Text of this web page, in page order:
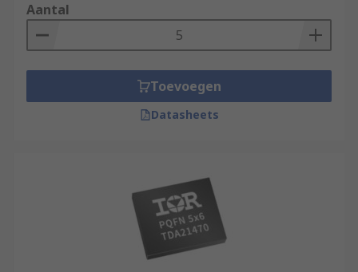
Aantal
Toevoegen
Datasheets